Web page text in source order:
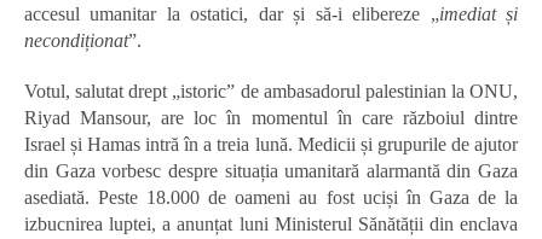
accesul umanitar la ostatici, dar și să-i elibereze „imediat și
necondiționat”.
Votul, salutat drept „istoric” de ambasadorul palestinian la ONU,
Riyad Mansour, are loc în momentul în care războiul dintre
Israel și Hamas intră în a treia lună. Medicii și grupurile de ajutor
din Gaza vorbesc despre situația umanitară alarmantă din Gaza
asediată. Peste 18.000 de oameni au fost uciși în Gaza de la
izbucnirea luptei, a anunțat luni Ministerul Sănătății din enclava